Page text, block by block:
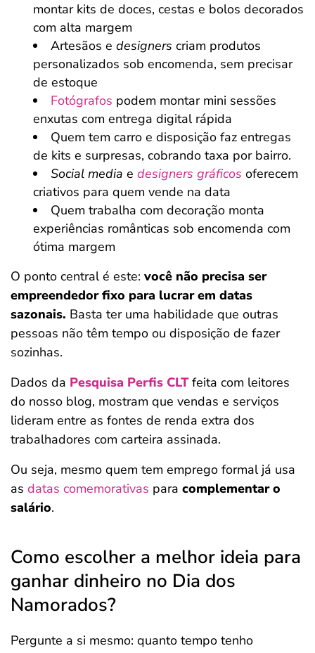
montar kits de doces, cestas e bolos decorados
com alta margem
Artesãos e designers criam produtos
personalizados sob encomenda, sem precisar
de estoque
Fotógrafos podem montar mini sessões
enxutas com entrega digital rápida
Quem tem carro e disposição faz entregas
de kits e surpresas, cobrando taxa por bairro.
Social media e designers gráficos oferecem
criativos para quem vende na data
Quem trabalha com decoração monta
experiências românticas sob encomenda com
ótima margem
O ponto central é este: você não precisa ser
empreendedor fixo para lucrar em datas
sazonais. Basta ter uma habilidade que outras
pessoas não têm tempo ou disposição de fazer
sozinhas.
Dados da Pesquisa Perfis CLTfeita com leitores
do nosso blog, mostram que vendas e serviços
lideram entre as fontes de renda extra dos
trabalhadores com carteira assinada.
Ou seja, mesmo quem tem emprego formal já usa
as datas comemorativas para complementar o
salário.
Como escolher a melhor ideia para
ganhar dinheiro no Dia dos
Namorados?
Pergunte a si mesmo: quanto tempo tenho